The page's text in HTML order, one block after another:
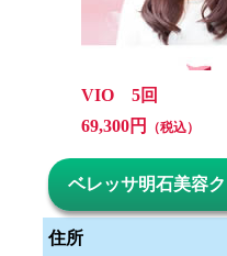
VIO 5回
69,300円
（税込）
ベレッサ明石美容
住所